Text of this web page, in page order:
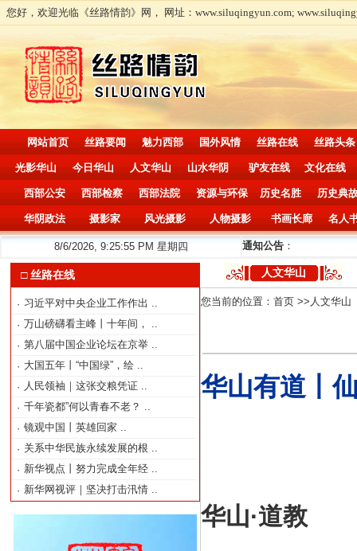
您好，欢迎光临《丝路情韵》网， 网址：www.siluqingyun.com;
网站首页 丝路要闻 魅力西部 国外风情 丝路在线 丝路头条
光影华山 今日华山 人文华山 山水华阴 驴友在线 文化在线
西部公安 西部检察 西部法院 资源与环保 历史名胜 历史典
华阴政法 摄影家 风光摄影 人物摄影 书画长廊 名人
8/6/2026, 9:25:56 PM 星期四 通知公告 ：
□ 丝路在线
· 习近平对中央企业工作作出 ..
· 万山磅礴看主峰丨十年间， ..
· 第八届中国企业论坛在京举 ..
· 大国五年丨“中国绿”，绘 ..
· 人民领袖｜这张交粮凭证 ..
· 千年瓷都”何以青春不老？ ..
· 镜观中国丨英雄回家 ..
· 关系中华民族永续发展的根 ..
· 新华视点丨努力完成全年经 ..
· 新华网视评｜坚决打击汛情 ..
人文华山
您当前的位置： 首页>>人文华山
华山有道丨
华山·道教